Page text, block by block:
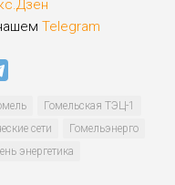
Telegram
Гомельская ТЭЦ-1
сети
Гомельэнерго
энергетика